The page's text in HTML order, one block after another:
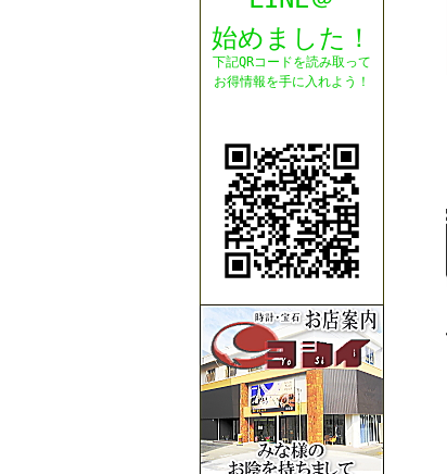
始めました！
下記QRコードを読み取って
お得情報を手に入れよう！